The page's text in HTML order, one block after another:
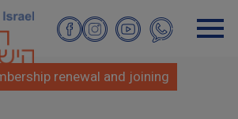
renewal and joining